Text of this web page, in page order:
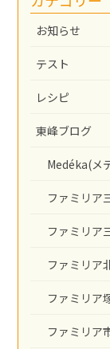
お知らせ
テスト
レシピ
東峰ブログ
Medéka(メ
ファミリア
ファミリア
ファミリア
ファミリア
ファミリア